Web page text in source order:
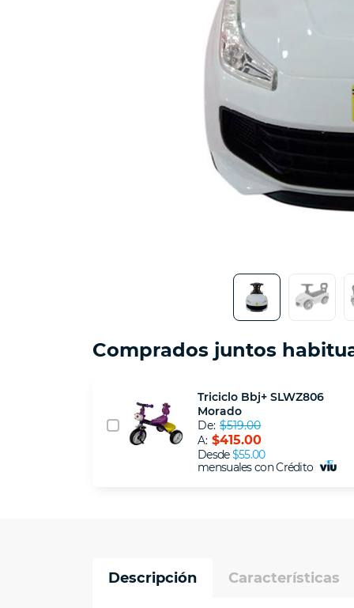
Comprados juntos
Triciclo Bbj+ SLWZ806
Morado
De: $519.00
A: $415.00
Desde$55.00
mensuales con Crédito
Descripción Características